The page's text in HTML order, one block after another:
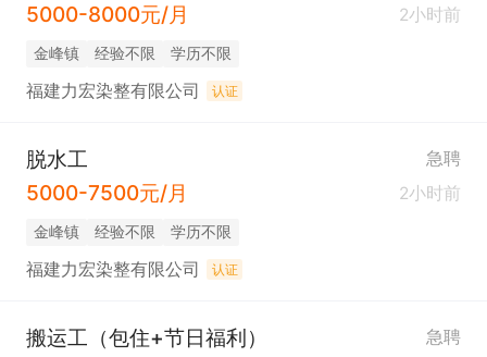
5000-8000元/月 2小时前
​金峰镇 经验不限 学历不限
福建力宏染整有限公司 认证
脱水工 急聘
5000-7500元/月 2小时前
​金峰镇 经验不限 学历不限
福建力宏染整有限公司 认证
搬运工（包住+节日福利） 急聘